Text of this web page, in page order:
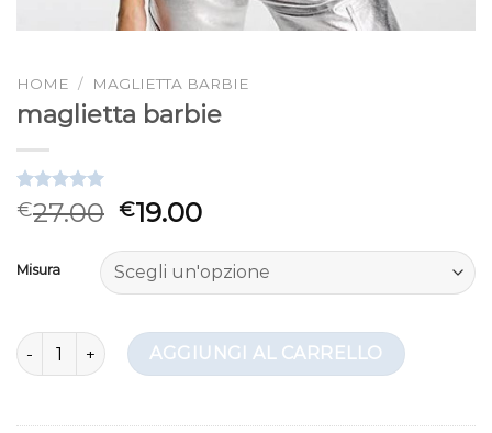
HOME / MAGLIETTA BARBIE
maglietta barbie
Valutato
5.00 su 5
3
€27.00 €19.00
Misura
maglietta barbie quantitàAGGIUNGI AL CARRELLO